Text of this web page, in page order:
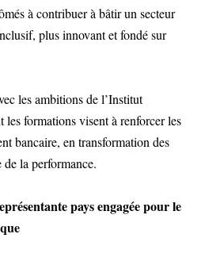
à contribuer à bâtir un secteur
plus innovant et fondé sur
les ambitions de l’Institut
formations visent à renforcer les
bancaire, en transformation des
la performance.
pays engagée pour le